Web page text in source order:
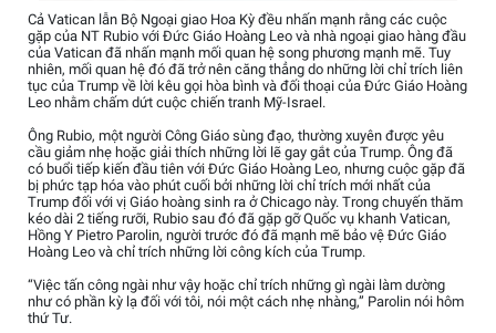
Cả Vatican lẫn Bộ Ngoại giao Hoa Kỳ đều nhấn mạnh rằng các cuộc
gặp của NT Rubio với Đức Giáo Hoàng Leo và nhà ngoại giao hàng đầu
của Vatican đã nhấn mạnh mối quan hệ song phương mạnh mẽ. Tuy
nhiên, mối quan hệ đó đã trở nên căng thẳng do những lời chỉ trích liên
tục của Trump về lời kêu gọi hòa bình và đối thoại của Đức Giáo Hoàng
Leo nhằm chấm dứt cuộc chiến tranh Mỹ-Israel.
Ông Rubio, một người Công Giáo sùng đạo, thường xuyên được yêu
cầu giảm nhẹ hoặc giải thích những lời lẽ gay gắt của Trump. Ông đã
có buổi tiếp kiến đầu tiên với Đức Giáo Hoàng Leo, nhưng cuộc gặp đã
bị phức tạp hóa vào phút cuối bởi những lời chỉ trích mới nhất của
Trump đối với vị Giáo hoàng sinh ra ở Chicago này. Trong chuyến thăm
kéo dài 2 tiếng rưỡi, Rubio sau đó đã gặp gỡ Quốc vụ khanh Vatican,
Hồng Y Pietro Parolin, người trước đó đã mạnh mẽ bảo vệ Đức Giáo
Hoàng Leo và chỉ trích những lời công kích của Trump.
“Việc tấn công ngài như vậy hoặc chỉ trích những gì ngài làm dường
như có phần kỳ lạ đối với tôi, nói một cách nhẹ nhàng,” Parolin nói hôm
thứ Tư.